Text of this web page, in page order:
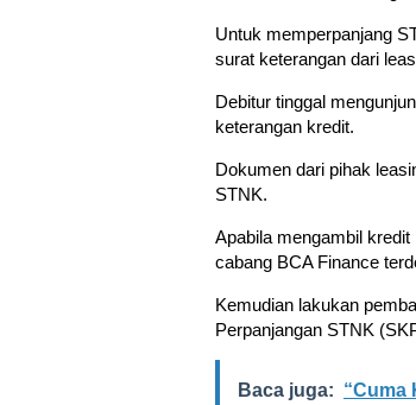
Untuk memperpanjang
surat keterangan dari
Debitur tinggal
keterangan kredit.
Dokumen dari pihak
STNK.
Apabila mengambil
cabang BCA Finance
Kemudian lakukan
Perpanjangan STNK
Baca juga: “Cuma